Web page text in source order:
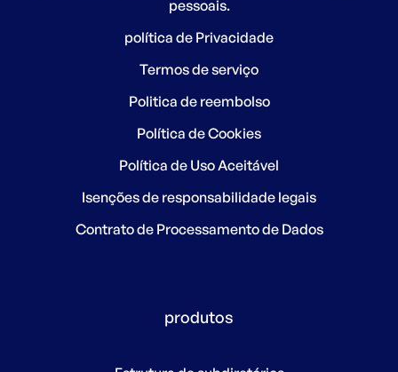
pessoais.
política de Privacidade
Termos de serviço
Politica de reembolso
Política de Cookies
Política de Uso Aceitável
Isenções de responsabilidade legais
Contrato de Processamento de Dados
produtos